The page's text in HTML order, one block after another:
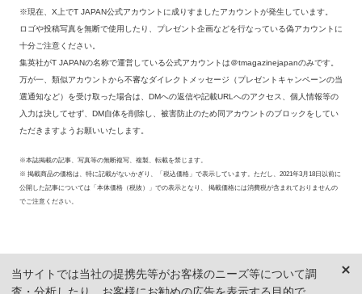
※現在、X上でT JAPAN公式アカウントに成りすましたアカウントが発生しています。
ロゴや投稿写真を無断で使用したり、プレゼント企画などを行なっている偽アカウントに
十分ご注意ください。
集英社がT JAPANの名称で運営している公式アカウントは＠tmagazinejapanのみです。
万が一、類似アカウントから不審なダイレクトメッセージ（プレゼントキャンペーンの当
選通知など）を受け取った場合は、DMへの返信や記載URLへのアクセス、個人情報等の
入力は決してせず、DM自体を削除し、被害防止のため同アカウントのブロックをしてい
ただきますようお願いいたします。
※本誌掲載の記事、写真等の無断複写、複製、転載を禁じます。
※ 掲載商品の価格は、特に記載がないかぎり、「税込価格」で表示しています。ただし、2021年3月18日以前に
公開した記事については「本体価格（税抜）」での表示となり、 掲載価格には消費税が含まれておりませんの
でご注意ください。
当サイトでは当社の提携先等がお客様のニーズ等について調